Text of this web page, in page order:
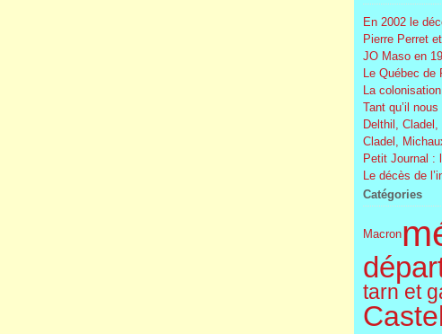
En 2002 le
Pierre Perret
JO Maso en
Le Québec de
La
Tant qu’il
Delthil,
Cladel,
Petit Journal :
Le décès de
Catégories
Macron
tarn et